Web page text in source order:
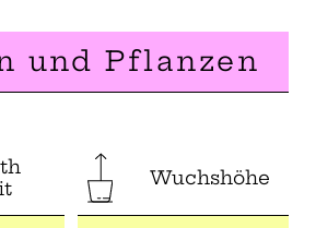
und Pflanzen
Wuchshöhe